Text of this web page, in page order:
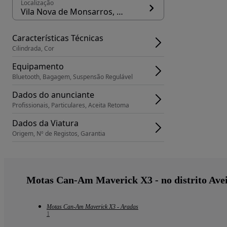
Localização
Vila Nova de Monsarros, concelho Anadia
Características Técnicas
Cilindrada, Cor
Equipamento
Bluetooth, Bagagem, Suspensão Regulável
Dados do anunciante
Profissionais, Particulares, Aceita Retoma
Dados da Viatura
Origem, Nº de Registos, Garantia
Motas Can-Am Maverick X3 - no distrito
Motas Can-Am Maverick X3 - Aradas
1